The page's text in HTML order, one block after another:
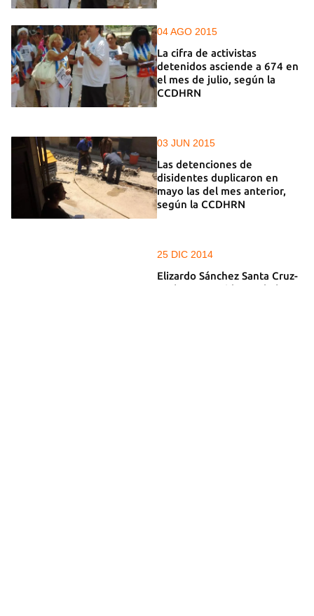
04 AGO 2015
La cifra de activistas
detenidos asciende a 674 en
el mes de julio, según la
CCDHRN
03 JUN 2015
Las detenciones de
disidentes duplicaron en
mayo las del mes anterior,
según la CCDHRN
25 DIC 2014
Elizardo Sánchez Santa Cruz-
Pacheco, presidente de la